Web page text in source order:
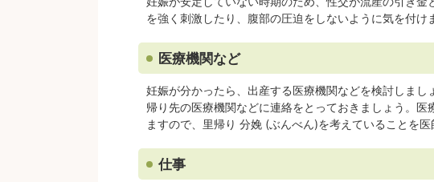
を強く刺激したり、腹部の圧迫をしないように気を付け
医療機関など
妊娠が分かったら、出産する医療機関などを検討しま
帰り先の医療機関などに連絡をとっておきましょう。
ますので、里帰り 分娩 (ぶんべん)を考えていることを医
仕事